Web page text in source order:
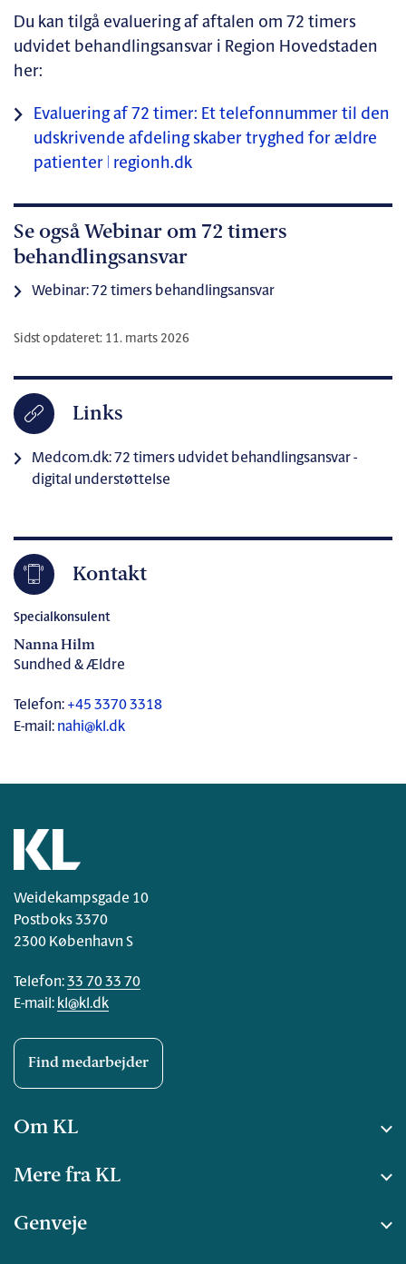
Du kan tilgå evaluering af aftalen om 72 timers
udvidet behandlingsansvar i Region Hovedstaden
her:
Evaluering af 72 timer: Et telefonnummer til den
udskrivende afdeling skaber tryghed for ældre
patienter | regionh.dk
Se også Webinar om 72 timers
behandlingsansvar
Webinar: 72 timers behandlingsansvar
Sidst opdateret: 11. marts 2026
Links
Medcom.dk: 72 timers udvidet behandlingsansvar -
digital understøttelse
Kontakt
Specialkonsulent
Nanna Hilm
Sundhed & Ældre
Telefon: +45 3370 3318
E-mail: nahi@kl.dk
Weidekampsgade 10
Postboks 3370
2300 København S
Telefon:33 70 33 70
E-mail: kl@kl.dk
Find medarbejder
Om KL
Mere fra KL
Genveje